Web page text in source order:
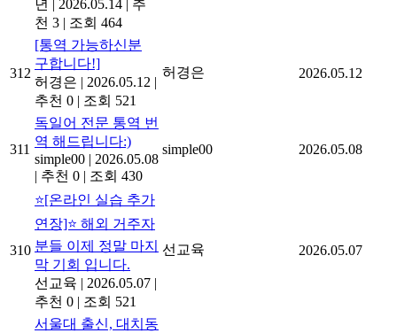
년 | 2026.05.14 | 추
천 3 | 조회 464
312
[통역 가능하신분
구합니다!]
허경은 | 2026.05.12 |
추천 0 | 조회 521
허경은 2026.05.12
311
독일어 전문 통역 번
역 해드립니다:)
simple00 | 2026.05.08
| 추천 0 | 조회 430
simple00 2026.05.08
310
⭐[온라인 실습 추가
연장]⭐ 해외 거주자
분들 이제 정말 마지
막 기회 입니다.
선교육 | 2026.05.07 |
추천 0 | 조회 521
선교육 2026.05.07
서울대 출신, 대치동